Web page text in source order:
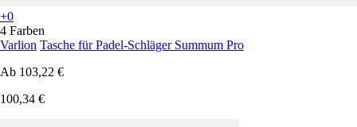
+0
4 Farben
Varlion Tasche für Padel-Schläger Summum Pro
Ab 103,22 €
100,34 €